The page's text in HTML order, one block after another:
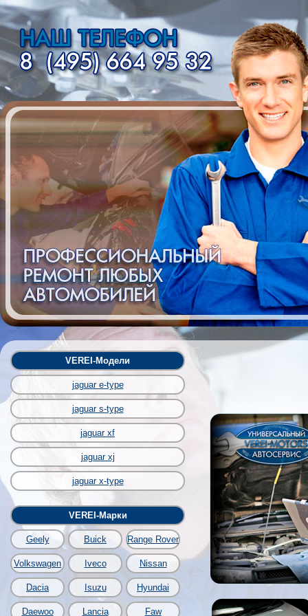
VEREI-Модели
jaguar e-type
jaguar s-type
jaguar xf
jaguar xj
jaguar x-type
VEREI-Марки
Geely Buick Range Rover
Volkswagen Iveco Nissan
Dacia Isuzu Hyundai
Daewoo Lancia Faw